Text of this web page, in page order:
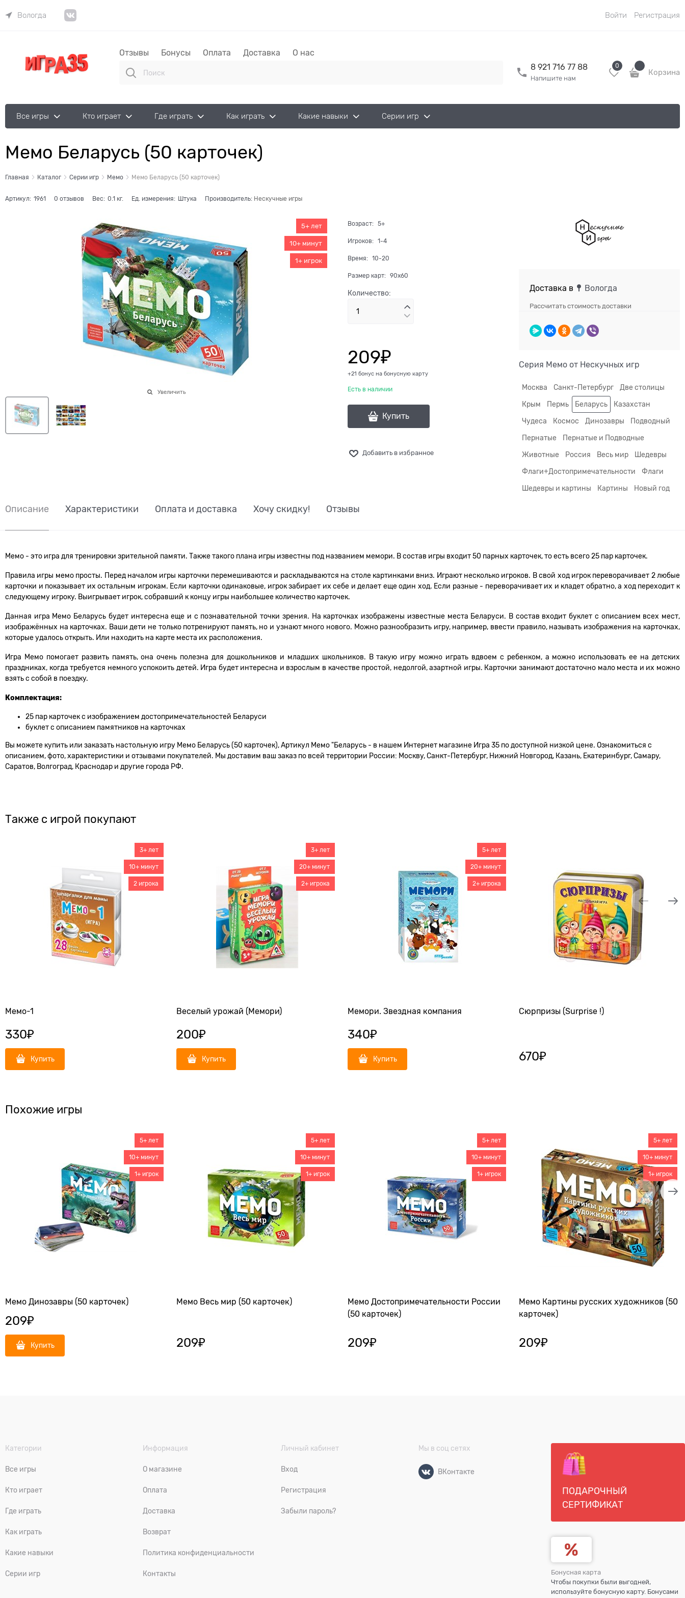
Вологда Войти Регистрация
Отзывы Бонусы Оплата Доставка
О нас
8 921 716 77 88
Напишите нам
0
Корзина
Все игры Кто играет Где играть Как играть Какие навыки Серии игр
Мемо Беларусь (50 карточек)
Главная Каталог Серии игр Мемо Мемо Беларусь (50 карточек)
Артикул: 1961 0 отзывов Вес: 0.1 кг. Ед. измерения: Штука Производитель: Нескучные игры
5+ лет
10+ минут
1+ игрок
Увеличить
Возраст: 5+
Игроков: 1-4
Время: 10-20
Размер карт: 90x60
Количество:
209₽
+21 бонус на бонусную карту
Есть в наличии
Купить
Добавить в избранное
Доставка в Вологда
Рассчитать стоимость доставки
Серия Мемо от Нескучных игр
Москва Санкт-Петербург Две столицы
Крым Пермь Беларусь Казахстан
Чудеса Космос Динозавры Подводный
Пернатые Пернатые и Подводные
Животные Россия Весь мир Шедевры
Флаги+Достопримечательности Флаги
Шедевры и картины Картины Новый год
Описание Характеристики Оплата и доставка Хочу скидку! Отзывы
Мемо - это игра для тренировки зрительной памяти. Также такого плана игры известны под названием мемори. В состав игры входит 50 парных карточек, то есть всего 25 пар карточек.
Правила игры мемо просты. Перед началом игры карточки перемешиваются и раскладываются на столе картинками вниз. Играют несколько игроков. В свой ход игрок переворачивает 2 любые
карточки и показывает их остальным игрокам. Если карточки одинаковые, игрок забирает их себе и делает еще один ход. Если разные - переворачивает их и кладет обратно, а ход переходит к
следующему игроку. Выигрывает игрок, собравший к концу игры наибольшее количество карточек.
Данная игра Мемо Беларусь будет интересна еще и с познавательной точки зрения. На карточках изображены известные места Беларуси. В состав входит буклет с описанием всех мест,
изображённых на карточках. Ваши дети не только потренируют память, но и узнают много нового. Можно разнообразить игру, например, ввести правило, называть изображения на карточках,
которые удалось открыть. Или находить на карте места их расположения.
Игра Мемо помогает развить память, она очень полезна для дошкольников и младших школьников. В такую игру можно играть вдвоем с ребенком, а можно использовать ее на детских
праздниках, когда требуется немного успокоить детей. Игра будет интересна и взрослым в качестве простой, недолгой, азартной игры. Карточки занимают достаточно мало места и их можно
взять с собой в поездку.
Комплектация:
25 пар карточек с изображением достопримечательностей Беларуси
буклет с описанием памятников на карточках
Вы можете купить или заказать настольную игру Мемо Беларусь (50 карточек), Артикул Мемо "Беларусь - в нашем Интернет магазине Игра 35 по доступной низкой цене. Ознакомиться с
описанием, фото, характеристики и отзывами покупателей. Мы доставим ваш заказ по всей территории России: Москву, Санкт-Петербург, Нижний Новгород, Казань, Екатеринбург, Самару,
Саратов, Волгоград, Краснодар и другие города РФ.
Также с игрой покупают
Мемо-1
3+ лет
10+ минут
2 игрока
330₽
Купить
Веселый урожай (Мемори)
3+ лет
20+ минут
2+ игрока
200₽
Купить
Мемори. Звездная компания
5+ лет
20+ минут
2+ игрока
340₽
Купить
Сюрпризы (Surprise !)
670₽
Похожие игры
Мемо Динозавры (50 карточек)
5+ лет
10+ минут
1+ игрок
209₽
Купить
Мемо Весь мир (50 карточек)
5+ лет
10+ минут
1+ игрок
209₽
Мемо Достопримечательности России
(50 карточек)
5+ лет
10+ минут
1+ игрок
209₽
Мемо Картины русских художников (50
карточек)
5+ лет
10+ минут
1+ игрок
209₽
Категории
Все игры
Кто играет
Где играть
Как играть
Какие навыки
Серии игр
Информация
О магазине
Оплата
Доставка
Возврат
Политика конфиденциальности
Контакты
Личный кабинет
Вход
Регистрация
Забыли пароль?
Мы в соц сетях
ВКонтакте
ПОДАРОЧНЫЙ
СЕРТИФИКАТ
Бонусная карта
Чтобы покупки были выгодней,
используйте бонусную карту. Бонусами